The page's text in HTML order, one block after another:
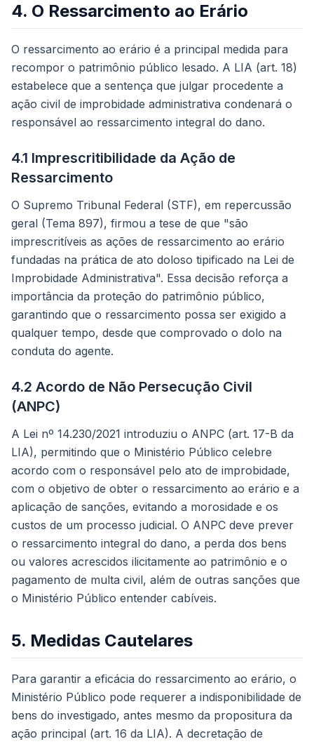
4. O Ressarcimento ao Erário
O ressarcimento ao erário é a principal medida para
recompor o patrimônio público lesado. A LIA (art. 18)
estabelece que a sentença que julgar procedente a
ação civil de improbidade administrativa condenará o
responsável ao ressarcimento integral do dano.
4.1 Imprescritibilidade da Ação de
Ressarcimento
O Supremo Tribunal Federal (STF), em repercussão
geral (Tema 897), firmou a tese de que "são
imprescritíveis as ações de ressarcimento ao erário
fundadas na prática de ato doloso tipificado na Lei de
Improbidade Administrativa". Essa decisão reforça a
importância da proteção do patrimônio público,
garantindo que o ressarcimento possa ser exigido a
qualquer tempo, desde que comprovado o dolo na
conduta do agente.
4.2 Acordo de Não Persecução Civil
(ANPC)
A Lei nº 14.230/2021 introduziu o ANPC (art. 17-B da
LIA), permitindo que o Ministério Público celebre
acordo com o responsável pelo ato de improbidade,
com o objetivo de obter o ressarcimento ao erário e a
aplicação de sanções, evitando a morosidade e os
custos de um processo judicial. O ANPC deve prever
o ressarcimento integral do dano, a perda dos bens
ou valores acrescidos ilicitamente ao patrimônio e o
pagamento de multa civil, além de outras sanções que
o Ministério Público entender cabíveis.
5. Medidas Cautelares
Para garantir a eficácia do ressarcimento ao erário, o
Ministério Público pode requerer a indisponibilidade de
bens do investigado, antes mesmo da propositura da
ação principal (art. 16 da LIA). A decretação de